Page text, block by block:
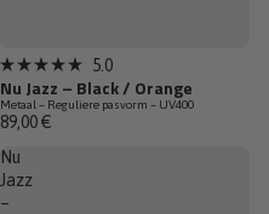
met
5.0
van
de
5
sterren
5.0
Nu Jazz – Black / Orange
Metaal – Reguliere pasvorm – UV400
89,00 €
Nu
Jazz
–